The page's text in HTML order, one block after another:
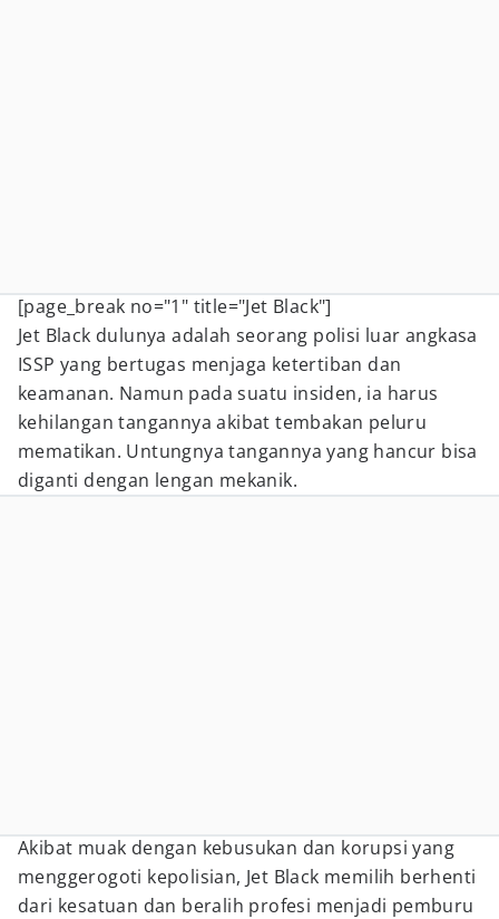
[page_break no="1" title="Jet Black"]
Jet Black dulunya adalah seorang polisi luar angkasa
ISSP yang bertugas menjaga ketertiban dan
keamanan. Namun pada suatu insiden, ia harus
kehilangan tangannya akibat tembakan peluru
mematikan. Untungnya tangannya yang hancur bisa
diganti dengan lengan mekanik.
Akibat muak dengan kebusukan dan korupsi yang
menggerogoti kepolisian, Jet Black memilih berhenti
dari kesatuan dan beralih profesi menjadi pemburu